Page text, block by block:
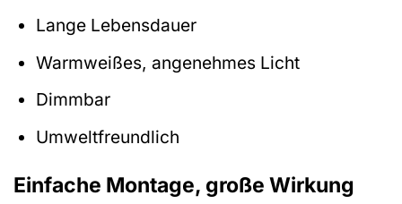
Lange Lebensdauer
Warmweißes, angenehmes Licht
Dimmbar
Umweltfreundlich
Einfache Montage, große Wirkung